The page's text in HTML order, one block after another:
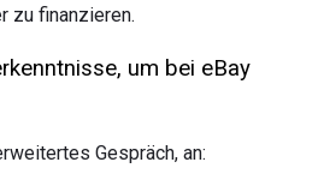
zu finanzieren.
um bei eBay
Gespräch, an: